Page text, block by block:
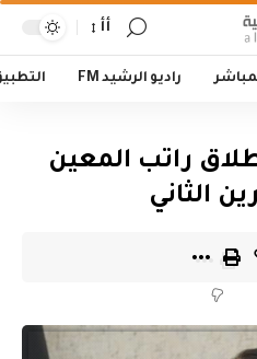
أأ
راديو الرشيد FM
راتب المعين
الثاني